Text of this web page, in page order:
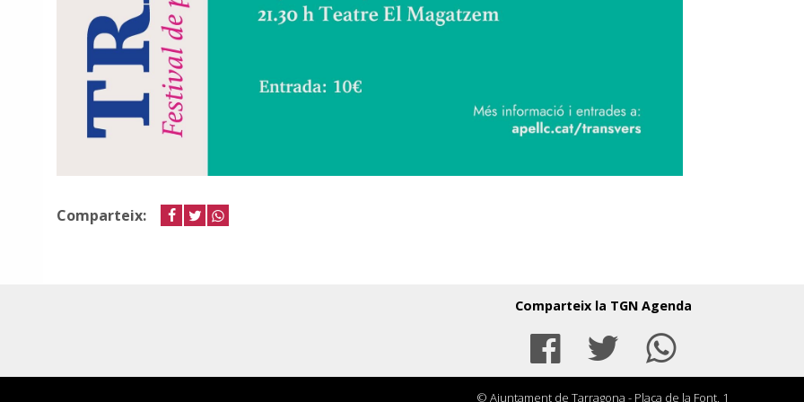
Comparteix: facebook
twitter
Comparteix la TGN Agenda
Facebook
Twitter
© Ajuntament de Tarragona - Plaça de la Font, 1